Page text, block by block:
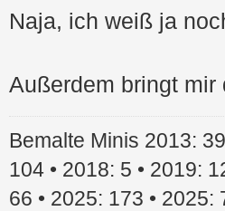
Naja, ich weiß ja
Außerdem bringt
Bemalte Minis 2013:
104 • 2018: 5 • 2019:
66 • 2025: 173 • 2025: